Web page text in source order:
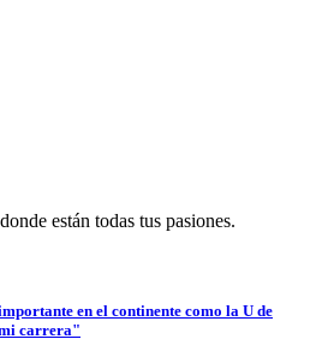
están todas tus pasiones.
en el continente como la U de
mi carrera"